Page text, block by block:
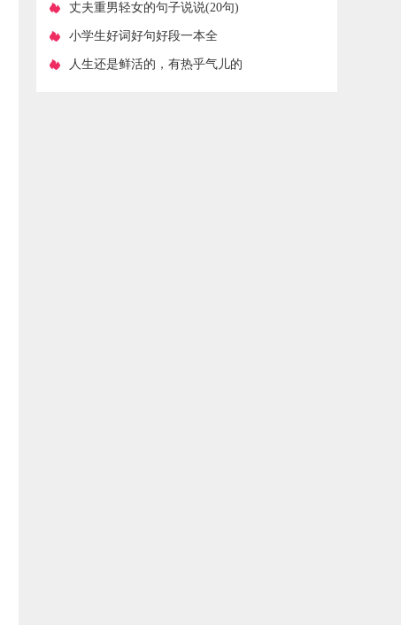
​丈夫重男轻女的句子说说(20句)
​小学生好词好句好段一本全
​人生还是鲜活的，有热乎气儿的